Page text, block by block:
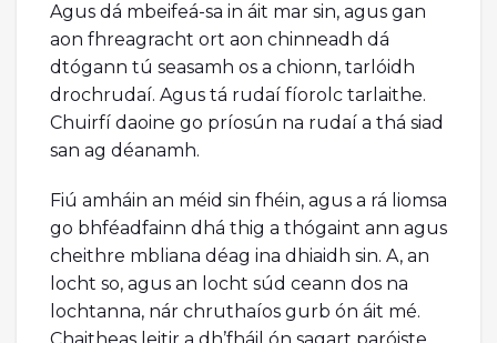
Agus dá mbeifeá-sa in áit mar sin, agus gan
aon fhreagracht ort aon chinneadh dá
dtógann tú seasamh os a chionn, tarlóidh
drochrudaí. Agus tá rudaí fíorolc tarlaithe.
Chuirfí daoine go príosún na rudaí a thá siad
san ag déanamh.
Fiú amháin an méid sin fhéin, agus a rá liomsa
go bhféadfainn dhá thig a thógaint ann agus
cheithre mbliana déag ina dhiaidh sin. A, an
locht so, agus an locht súd ceann dos na
lochtanna, nár chruthaíos gurb ón áit mé.